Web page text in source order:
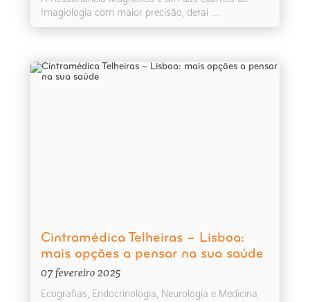
Imagiologia com maior precisão, detal ...
Cintramédica Telheiras – Lisboa:
mais opções a pensar na sua saúde
07 fevereiro 2025
Ecografias, Endocrinologia, Neurologia e Medicina